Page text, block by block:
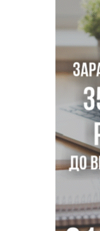
Двум бойцам СВО
«оживили» нервы в
Персидский ковер
Востока в
Актриса из
в сериале «Малой»